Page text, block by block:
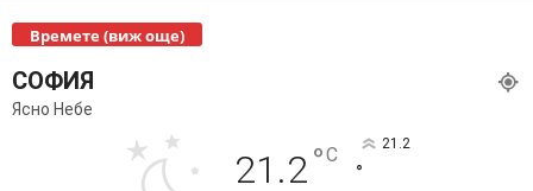
Времете (виж още)
СОФИЯ
Ясно Небе
21.2°C 21.2
°